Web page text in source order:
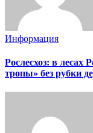
Информация
Рослесхоз: в лесах
тропы» без рубки